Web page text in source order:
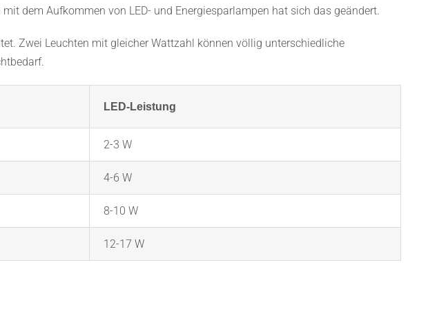
dem Aufkommen von LED- und Energiesparlampen hat sich das geändert.
Zwei Leuchten mit gleicher Wattzahl können völlig unterschiedliche
LED-Leistung
2-3 W
4-6 W
8-10 W
12-17 W